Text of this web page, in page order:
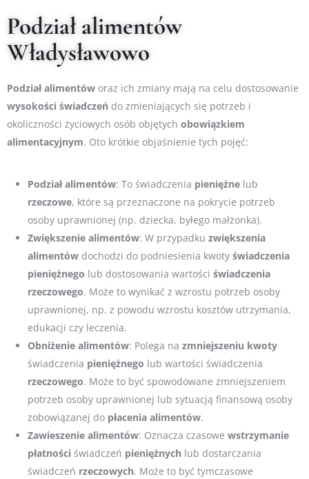
Podział alimentów
Władysławowo
Podział alimentów oraz ich zmiany mają na celu dostosowanie
wysokości świadczeń do zmieniających się potrzeb i
okoliczności życiowych osób objętych obowiązkiem
alimentacyjnym. Oto krótkie objaśnienie tych pojęć:
Podział alimentów: To świadczenia pieniężne lub
rzeczowe, które są przeznaczone na pokrycie potrzeb
osoby uprawnionej (np. dziecka, byłego małżonka).
Zwiększenie alimentów: W przypadku zwiększenia
alimentów dochodzi do podniesienia kwoty świadczenia
pieniężnego lub dostosowania wartości świadczenia
rzeczowego. Może to wynikać z wzrostu potrzeb osoby
uprawnionej, np. z powodu wzrostu kosztów utrzymania,
edukacji czy leczenia.
Obniżenie alimentów: Polega na zmniejszeniu kwoty
świadczenia pieniężnego lub wartości świadczenia
rzeczowego. Może to być spowodowane zmniejszeniem
potrzeb osoby uprawnionej lub sytuacją finansową osoby
zobowiązanej do płacenia alimentów.
Zawieszenie alimentów: Oznacza czasowe wstrzymanie
płatności świadczeń pieniężnych lub dostarczania
świadczeń rzeczowych. Może to być tymczasowe